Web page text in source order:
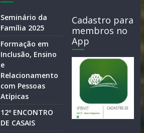
Seminário da
Família 2025
Formação em
Inclusão, Ensino
e
Relacionamento
com Pessoas
Atípicas
12º ENCONTRO
DE CASAIS
Cadastro para
membros no
App